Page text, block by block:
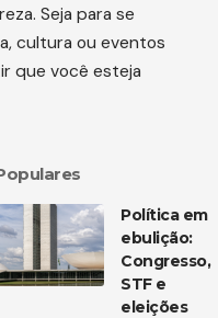
Seja para se
cultura ou eventos
que você esteja
Política em
ebulição:
Congresso,
STF e
eleições